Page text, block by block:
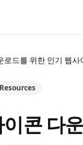
로드를 위한 인기 웹사
콘 다